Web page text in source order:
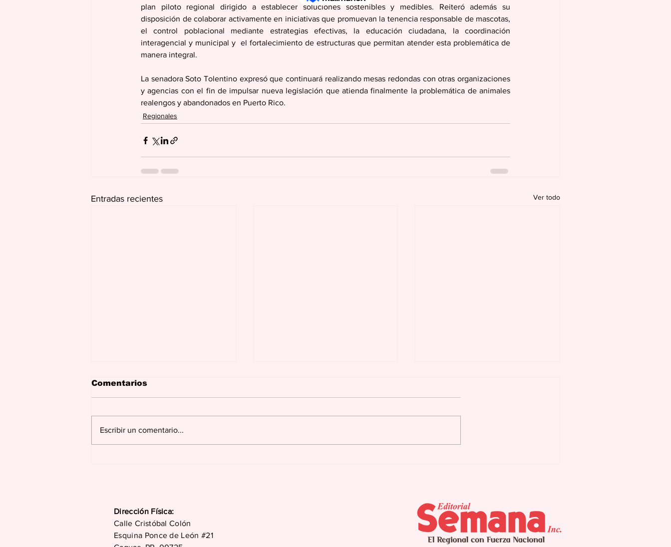
plan piloto regional dirigido a establecer soluciones sostenibles y medibles. Reiteró además su
disposición de colaborar activamente en iniciativas que promuevan la tenencia responsable de mascotas,
el control poblacional mediante estrategias efectivas, la educación ciudadana, la coordinación
interagencial y municipal y  el fortalecimiento de estructuras que permitan atender esta problemática de
manera integral.
La senadora Soto Tolentino expresó que continuará realizando mesas redondas con otras organizaciones
y agencias con el fin de impulsar nueva legislación que atienda finalmente la problemática de animales
realengos y abandonados en Puerto Rico.
Regionales
Entradas recientes Ver todo
Comentarios
Escribir un comentario...
Dirección Física:
Calle Cristóbal Colón
Esquina Ponce de León #21